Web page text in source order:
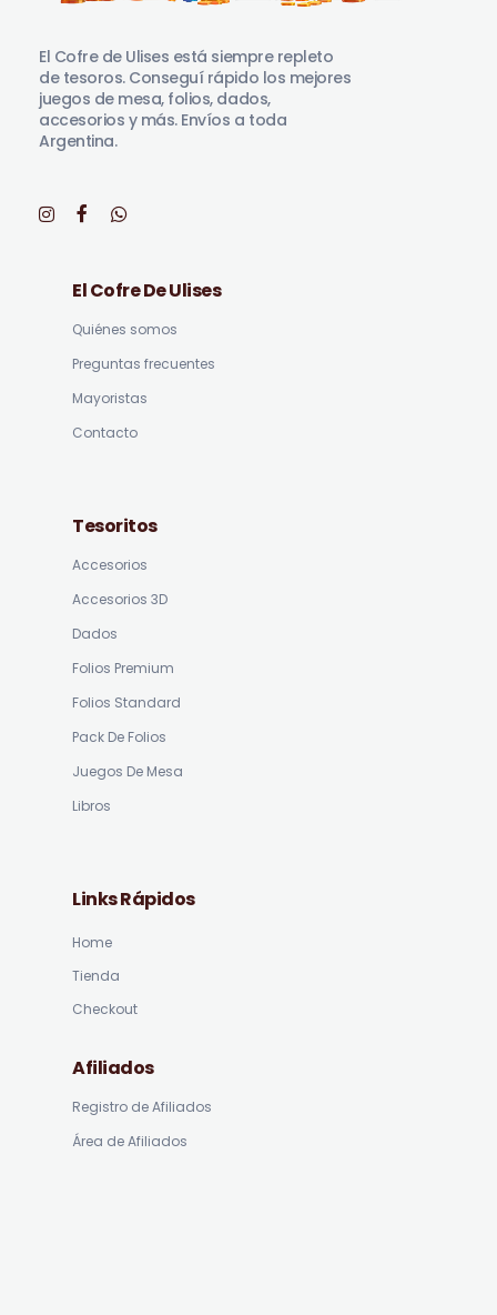
El Cofre de Ulises está siempre repleto
de tesoros. Conseguí rápido los mejores
juegos de mesa, folios, dados,
accesorios y más. Envíos a toda
Argentina.
El Cofre De Ulises
Quiénes somos
Preguntas frecuentes
Mayoristas
Contacto
Tesoritos
Accesorios
Accesorios 3D
Dados
Folios Premium
Folios Standard
Pack De Folios
Juegos De Mesa
Libros
Links Rápidos
Home
Tienda
Checkout
Afiliados
Registro de Afiliados
Área de Afiliados